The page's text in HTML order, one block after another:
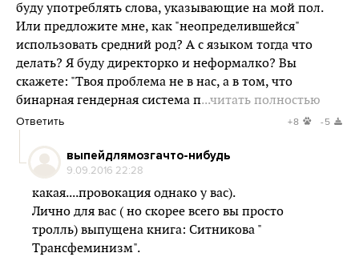
буду употреблять слова, указывающие на мой пол.
Или предложите мне, как "неопределившейся"
использовать средний род? А с языком тогда что
делать? Я буду директорко и неформалко? Вы
скажете: "Твоя проблема не в нас, а в том, что
бинарная гендерная система п...читать полностью
Ответить +8 -5
выпейдлямозгачто-нибудь
9.09.2016 22:28
какая....провокация однако у вас).
Лично для вас ( но скорее всего вы просто
тролль) выпущена книга: Ситникова "
Трансфеминизм".